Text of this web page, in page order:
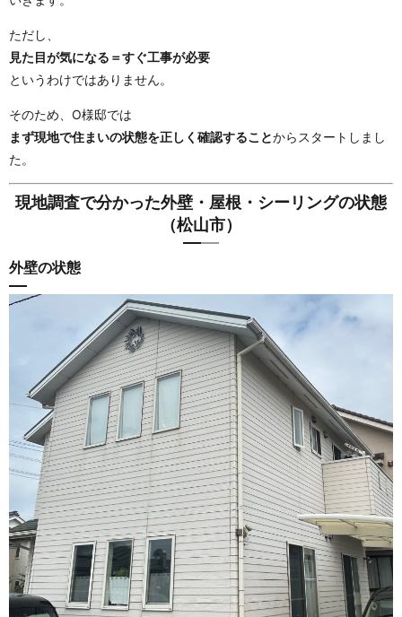
ただし、
見た目が気になる＝すぐ工事が必要
というわけではありません。
そのため、O様邸では
まず現地で住まいの状態を正しく確認することからスタートしまし
た。
現地調査で分かった外壁・屋根・シーリングの状態
（松山市）
外壁の状態